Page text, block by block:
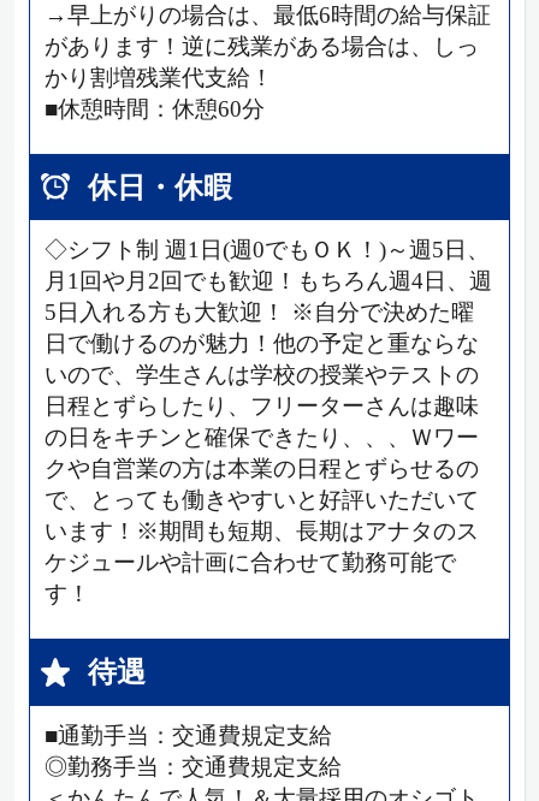
→早上がりの場合は、最低6時間の給与保証
があります！逆に残業がある場合は、しっ
かり割増残業代支給！
■休憩時間：休憩60分
休日・休暇
◇シフト制 週1日(週0でもＯＫ！)～週5日、
月1回や月2回でも歓迎！もちろん週4日、週
5日入れる方も大歓迎！ ※自分で決めた曜
日で働けるのが魅力！他の予定と重ならな
いので、学生さんは学校の授業やテストの
日程とずらしたり、フリーターさんは趣味
の日をキチンと確保できたり、、、Ｗワー
クや自営業の方は本業の日程とずらせるの
で、とっても働きやすいと好評いただいて
います！※期間も短期、長期はアナタのス
ケジュールや計画に合わせて勤務可能で
す！
待遇
■通勤手当：交通費規定支給
◎勤務手当：交通費規定支給